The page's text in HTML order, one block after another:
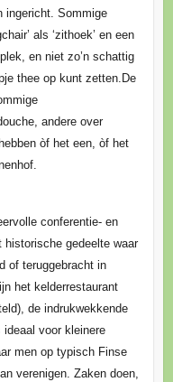
ingericht. Sommige
als ‘zithoek’ en een
en niet zo’n schattig
thee op kunt zetten.De
andere over
òf het een, òf het
conferentie- en
gedeelte waar
of teruggebracht in
het kelderrestaurant
de indrukwekkende
ideaal voor kleinere
men op typisch Finse
verenigen. Zaken doen,